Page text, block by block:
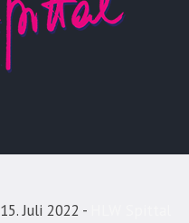
15. Juli 2022